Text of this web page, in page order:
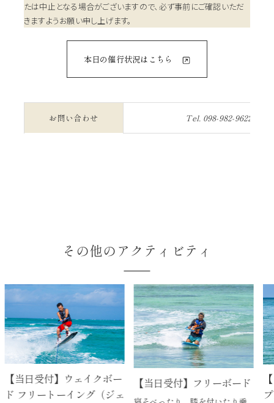
たは中止となる場合がございますので、必ず事前にご確認いただ
きますようお願い申し上げます。
本日の催行状況はこちら
お問い合わせ Tel. 098-982-9622
その他のアクティビティ
日受付】ウェイクボー
リートーイング（ジェ
【当日受付】フリーボード
【当
プス